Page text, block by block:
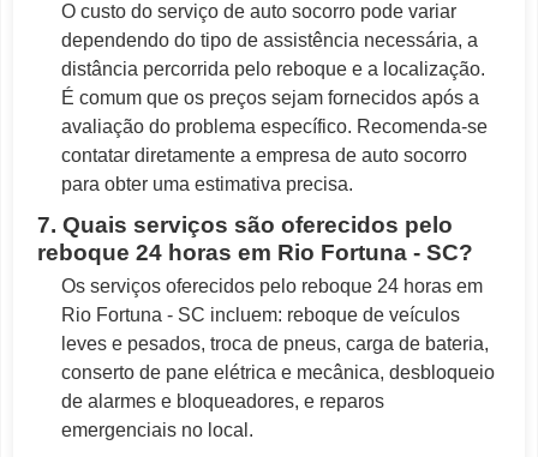
O custo do serviço de auto socorro pode variar
dependendo do tipo de assistência necessária, a
distância percorrida pelo reboque e a localização.
É comum que os preços sejam fornecidos após a
avaliação do problema específico. Recomenda-se
contatar diretamente a empresa de auto socorro
para obter uma estimativa precisa.
7. Quais serviços são oferecidos pelo
reboque 24 horas em Rio Fortuna - SC?
Os serviços oferecidos pelo reboque 24 horas em
Rio Fortuna - SC incluem: reboque de veículos
leves e pesados, troca de pneus, carga de bateria,
conserto de pane elétrica e mecânica, desbloqueio
de alarmes e bloqueadores, e reparos
emergenciais no local.